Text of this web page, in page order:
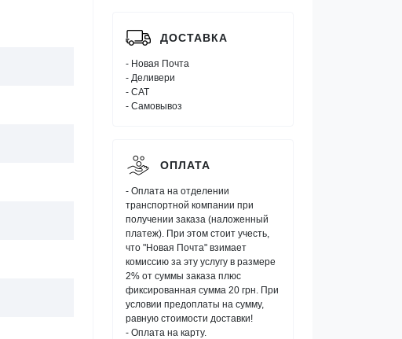
ДОСТАВКА
- Новая Почта
- Деливери
- САТ
- Самовывоз
ОПЛАТА
- Оплата на отделении
транспортной компании при
получении заказа (наложенный
платеж). При этом стоит учесть,
что "Новая Почта" взимает
комиссию за эту услугу в размере
2% от суммы заказа плюс
фиксированная сумма 20 грн. При
условии предоплаты на сумму,
равную стоимости доставки!
- Оплата на карту.